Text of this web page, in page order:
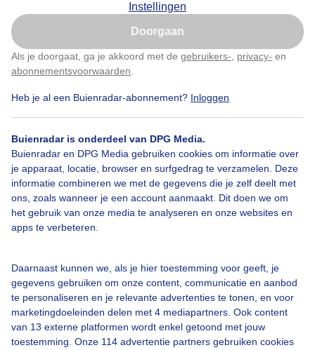
Instellingen
Doorgaan
Als je doorgaat, ga je akkoord met de gebruikers- privacy- en
abonnementsvoorwaarden
Heb je al een Buienradar-abonnement? Inloggen
Buienradar is onderdeel van DPG Media.
Buienradar en DPG Media gebruiken cookies om informatie over
je apparaat, locatie, browser en surfgedrag te verzamelen. Deze
informatie combineren we met de gegevens die je zelf deelt met
ons, zoals wanneer je een account aanmaakt. Dit doen we om
het gebruik van onze media te analyseren en onze websites en
apps te verbeteren.
Daarnaast kunnen we, als je hier toestemming voor geeft, je
gegevens gebruiken om onze content, communicatie en aanbod
te personaliseren en je relevante advertenties te tonen, en voor
marketingdoeleinden delen met 4 mediapartners. Ook content
van 13 externe platformen wordt enkel getoond met jouw
toestemming. Onze 114 advertentie partners gebruiken cookies
Een moment geduld aub...
Over Buienradar
Nu niet, misschien later
Klik hierom dit aan te passen